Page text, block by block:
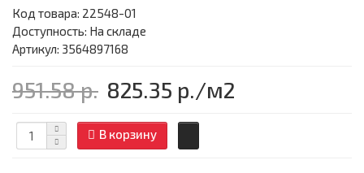
Код товара: 22548-01
Доступность: На складе
Артикул: 3564897168
951.58 р. 825.35 р./м2
В корзину